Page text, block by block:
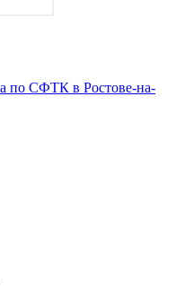
по СФТК в Ростове-на-